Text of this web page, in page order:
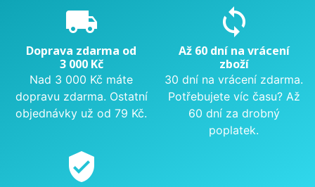
local_shipping
Doprava zdarma od
3 000 Kč
Nad 3 000 Kč máte
dopravu zdarma. Ostatní
objednávky už od 79 Kč.
sync
Až 60 dní na vrácení
zboží
30 dní na vrácení zdarma.
Potřebujete víc času? Až
60 dní za drobný
poplatek.
verified_user